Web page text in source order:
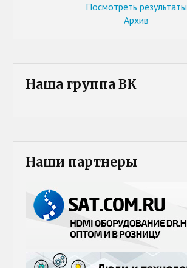
Посмотреть результаты
Архив
Наша группа ВК
Наши партнеры